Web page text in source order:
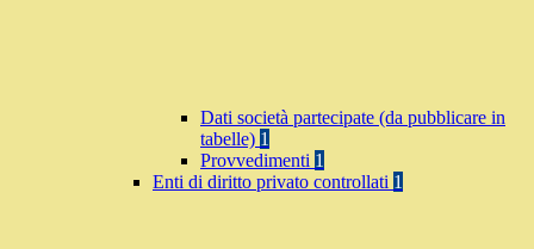
Dati società partecipate (da pubblicare in
tabelle) 1
Provvedimenti 1
Enti di diritto privato controllati 1